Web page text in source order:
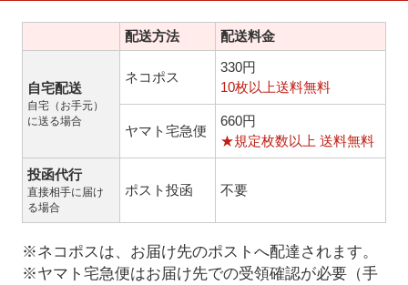
配送方法 配送料金
自宅配送
自宅（お手元）
に送る場合
ネコポス
330円
10枚以上送料無料
ヤマト宅急便
660円
★規定枚数以上 送料無料
投函代行
直接相手に届け
る場合
ポスト投函 不要
※ネコポスは、お届け先のポストへ配達されます。
※ヤマト宅急便はお届け先での受領確認が必要（手